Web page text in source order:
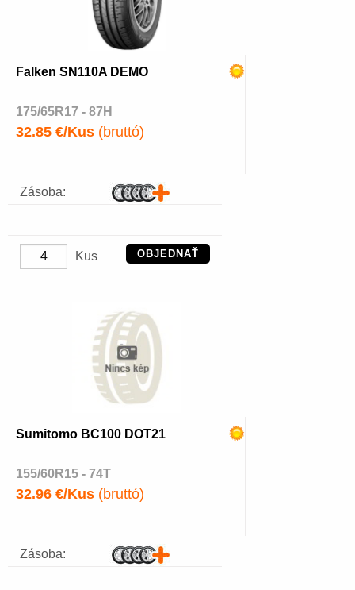
Falken SN110A DEMO
175/65R17 - 87H
32.85 €/Kus (bruttó)
Zásoba:
Kus OBJEDNAŤ
Sumitomo BC100 DOT21
155/60R15 - 74T
32.96 €/Kus (bruttó)
Zásoba: